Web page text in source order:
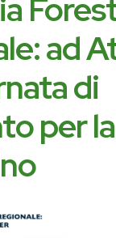
ad
di
per